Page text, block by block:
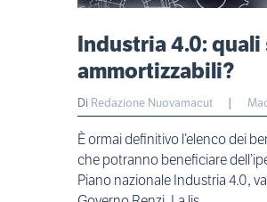
Industria 4.0:
ammortizzabili?
Di Redazione Nuovamacut |
È ormai definitivo l’elenco dei
che potranno beneficiare
Piano nazionale Industria 4.0,